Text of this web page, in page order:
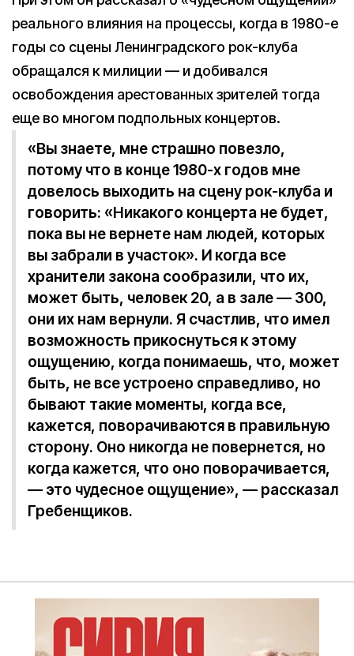
реального влияния на процессы, когда в 1980-е
годы со сцены Ленинградского рок-клуба
обращался к милиции — и добивался
освобождения арестованных зрителей тогда
еще во многом подпольных концертов.
«Вы знаете, мне страшно повезло,
потому что в конце 1980-х годов мне
довелось выходить на сцену рок-клуба и
говорить: «Никакого концерта не будет,
пока вы не вернете нам людей, которых
вы забрали в участок». И когда все
хранители закона сообразили, что их,
может быть, человек 20, а в зале — 300,
они их нам вернули. Я счастлив, что имел
возможность прикоснуться к этому
ощущению, когда понимаешь, что, может
быть, не все устроено справедливо, но
бывают такие моменты, когда все,
кажется, поворачиваются в правильную
сторону. Оно никогда не повернется, но
когда кажется, что оно поворачивается,
— это чудесное ощущение», — рассказал
Гребенщиков.